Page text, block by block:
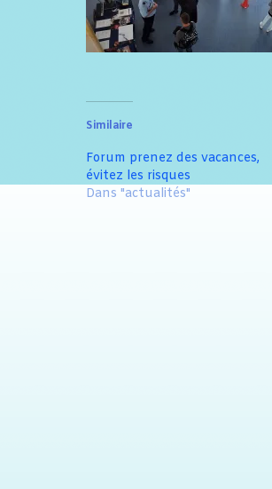
Similaire
Forum prenez des vacances,
évitez les risques
Dans "actualités"